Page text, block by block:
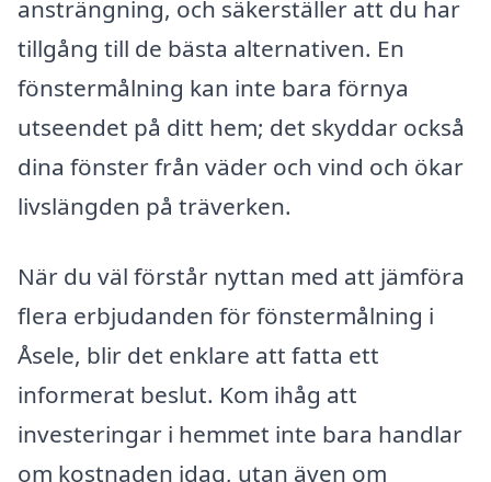
ansträngning, och säkerställer att du har
tillgång till de bästa alternativen. En
fönstermålning kan inte bara förnya
utseendet på ditt hem; det skyddar också
dina fönster från väder och vind och ökar
livslängden på träverken.
När du väl förstår nyttan med att jämföra
flera erbjudanden för fönstermålning i
Åsele, blir det enklare att fatta ett
informerat beslut. Kom ihåg att
investeringar i hemmet inte bara handlar
om kostnaden idag, utan även om